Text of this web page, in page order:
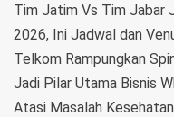
Tim Jatim Vs Tim Jabar
2026, Ini Jadwal dan
Telkom Rampungkan
Jadi Pilar Utama Bisnis
Atasi Masalah